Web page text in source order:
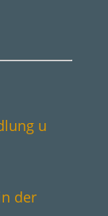
u
der